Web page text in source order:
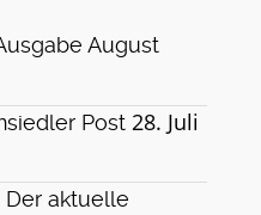
August
Post 28. Juli
aktuelle